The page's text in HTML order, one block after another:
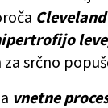
srčno
vnetne